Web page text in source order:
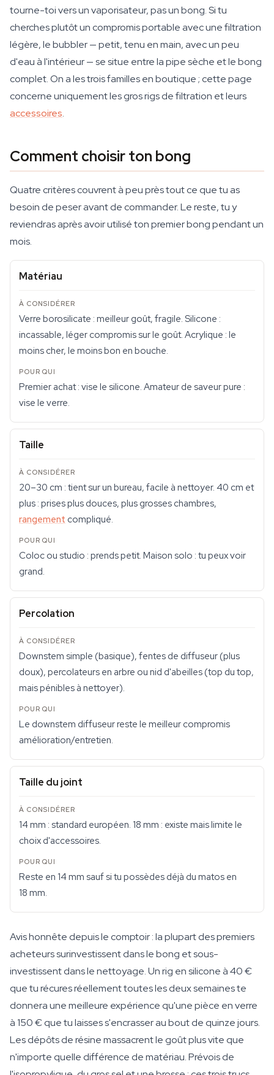
tourne-toi vers un vaporisateur, pas un bong. Si tu
cherches plutôt un compromis portable avec une filtration
légère, le bubbler — petit, tenu en main, avec un peu
d'eau à l'intérieur — se situe entre la pipe sèche et le bong
complet. On a les trois familles en boutique ; cette page
concerne uniquement les gros rigs de filtration et leurs
accessoires.
Comment choisir ton bong
Quatre critères couvrent à peu près tout ce que tu as
besoin de peser avant de commander. Le reste, tu y
reviendras après avoir utilisé ton premier bong pendant un
mois.
Matériau
Verre borosilicate : meilleur goût, fragile. Silicone :
incassable, léger compromis sur le goût. Acrylique : le
moins cher, le moins bon en bouche.
Premier achat : vise le silicone. Amateur de saveur pure :
vise le verre.
Taille
20–30 cm : tient sur un bureau, facile à nettoyer. 40 cm et
plus : prises plus douces, plus grosses chambres,
rangement compliqué.
Coloc ou studio : prends petit. Maison solo : tu peux voir
grand.
Percolation
Downstem simple (basique), fentes de diffuseur (plus
doux), percolateurs en arbre ou nid d'abeilles (top du top,
mais pénibles à nettoyer).
Le downstem diffuseur reste le meilleur compromis
amélioration/entretien.
Taille du joint
14 mm : standard européen. 18 mm : existe mais limite le
choix d'accessoires.
Reste en 14 mm sauf si tu possèdes déjà du matos en
18 mm.
Avis honnête depuis le comptoir : la plupart des premiers
acheteurs surinvestissent dans le bong et sous-
investissent dans le nettoyage. Un rig en silicone à 40 €
que tu récures réellement toutes les deux semaines te
donnera une meilleure expérience qu'une pièce en verre
à 150 € que tu laisses s'encrasser au bout de quinze jours.
Les dépôts de résine massacrent le goût plus vite que
n'importe quelle différence de matériau. Prévois de